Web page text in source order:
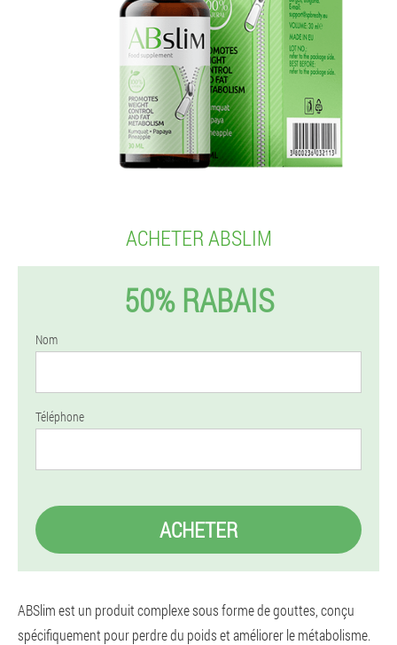
ACHETER ABSLIM
50% RABAIS
Nom
Téléphone
ACHETER
ABSlim est un produit complexe sous forme de gouttes, conçu
spécifiquement pour perdre du poids et améliorer le métabolisme.